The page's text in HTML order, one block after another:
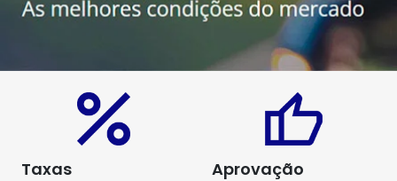
Taxas Aprovação